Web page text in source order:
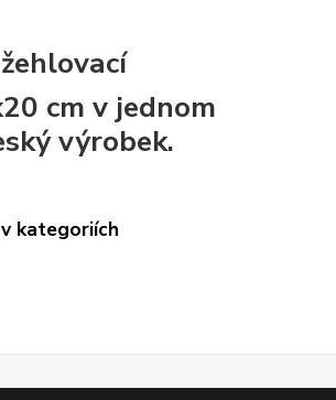
cm v jednom
výrobek.
kategoriích